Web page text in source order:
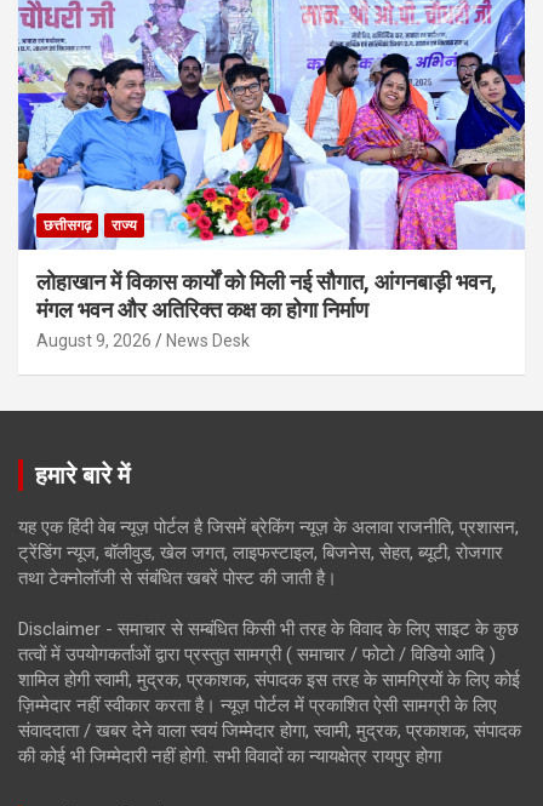
छत्तीसगढ़ राज्य
लोहाखान में विकास कार्यों को मिली नई सौगात, आंगनबाड़ी भवन,
मंगल भवन और अतिरिक्त कक्ष का होगा निर्माण
August 9, 2026 News Desk
हमारे बारे में
यह एक हिंदी वेब न्यूज़ पोर्टल है जिसमें ब्रेकिंग न्यूज़ के अलावा राजनीति, प्रशासन,
ट्रेंडिंग न्यूज, बॉलीवुड, खेल जगत, लाइफस्टाइल, बिजनेस, सेहत, ब्यूटी, रोजगार
तथा टेक्नोलॉजी से संबंधित खबरें पोस्ट की जाती है।
Disclaimer - समाचार से सम्बंधित किसी भी तरह के विवाद के लिए साइट के कुछ
तत्वों में उपयोगकर्ताओं द्वारा प्रस्तुत सामग्री ( समाचार / फोटो / विडियो आदि )
शामिल होगी स्वामी, मुद्रक, प्रकाशक, संपादक इस तरह के सामग्रियों के लिए कोई
ज़िम्मेदार नहीं स्वीकार करता है। न्यूज़ पोर्टल में प्रकाशित ऐसी सामग्री के लिए
संवाददाता / खबर देने वाला स्वयं जिम्मेदार होगा, स्वामी, मुद्रक, प्रकाशक, संपादक
की कोई भी जिम्मेदारी नहीं होगी. सभी विवादों का न्यायक्षेत्र रायपुर होगा